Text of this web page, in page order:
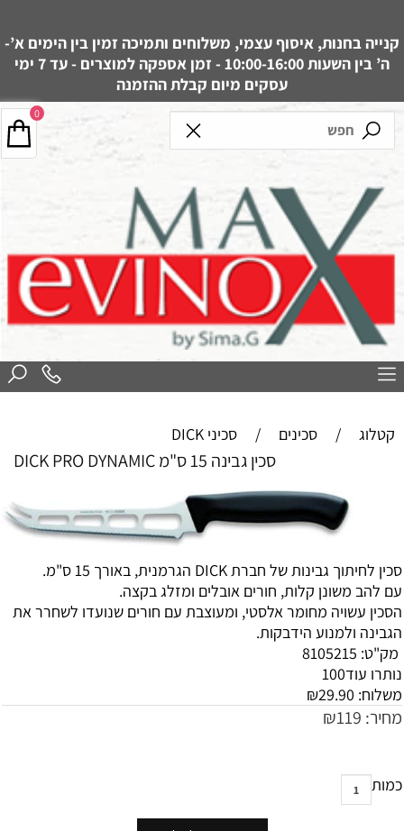
קנייה בחנות, איסוף עצמי, משלוחים ותמיכה זמין בין הימים א’-
ה’ בין השעות 10:00-16:00 - זמן אספקה למוצרים - עד 7 ימי
עסקים מיום קבלת ההזמנה
קטלוג / סכינים / סכיני DICK
סכין גבינה 15 ס"מ DICK PRO DYNAMIC
סכין לחיתוך גבינות של חברת DICK הגרמנית, באורך 15 ס"מ.
עם להב משונן קלות, חורים אובלים ומזלג בקצה.
הסכין עשויה מחומר אלסטי, ומעוצבת עם חורים שנועדו לשחרר את
הגבינה ולמנוע הידבקות.
מק"ט: 8105215
נותרו עוד100
משלוח:
₪29.90
מחיר: ₪119
כמות
0